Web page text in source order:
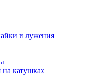
и лужения
на катушках